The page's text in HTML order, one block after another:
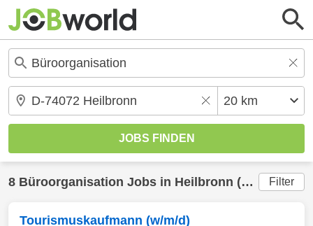
8 Büroorganisation Jobs in Heilbronn (20 km) gefunden Filter
Tourismuskaufmann (w/m/d)